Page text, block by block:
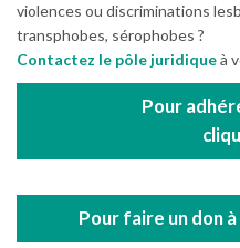
violences ou discriminations
transphobes, sérophobes ?
Contactez le pôle juridiqueà
Pour
Pour faire un don